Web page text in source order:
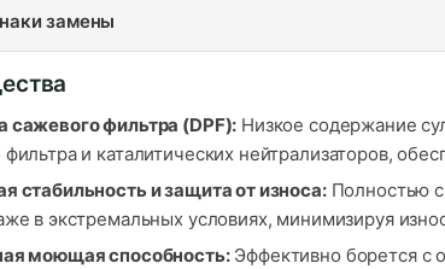
замены
сажевого фильтра (DPF): Низкое содержание
и каталитических нейтрализаторов,
стабильность и защита от износа:Полностью
в экстремальных условиях, минимизируя
моющая способность:Эффективно борется с